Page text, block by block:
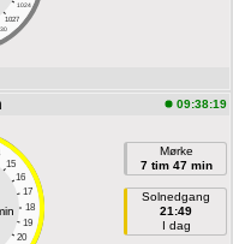
1024
1027
09:38:19
15
16
17
18
19
20
Mørke
7 tim 47 min
Solnedgang
21:49
I dag